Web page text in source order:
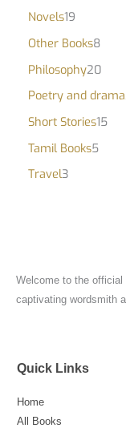
Novels19
Other Books8
Philosophy20
Poetry and drama
Short Stories15
Tamil Books5
Travel3
Welcome to the
captivating wordsmith
Quick Links
Home
All Books